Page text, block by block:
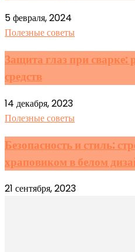
5 февраля, 2024
Полезные советы
Защита глаз при сварке:
средств
14 декабря, 2023
Полезные советы
Безопасность и стиль:
храповиком в белом
21 сентября, 2023